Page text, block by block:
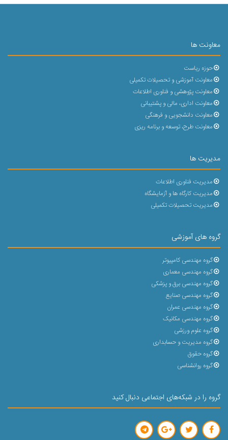
معاونت ها
حوزه ریاست
معاونت آموزشی و تحصیلات تکمیلی
معاونت پژوهشی و فناوری اطلاعات
معاونت اداری، مالی و پشتیبانی
معاونت دانشجویی و فرهنگی
معاونت طرح، توسعه و برنامه ریزی
مدیریت ها
مدیریت فناوری اطلاعات
مدیریت کارگاه ها و آزمایشگاه
مدیریت تحصیلات تکمیلی
گروه های آموزشی
گروه مهندسی کامپیوتر
گروه مهندسی معماری
گروه مهندسی برق و پزشکی
گروه مهندسی صنایع
گروه مهندسی عمران
گروه مهندسی مکانیک
گروه علوم ورزشی
گروه مدیریت و حسابداری
گروه حقوق
گروه روانشناسی
گروه را در شبکه‌های اجتماعی دنبال کنید